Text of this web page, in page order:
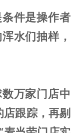
件是操作者
水们抽样，
万家门店中
跟踪，再剔